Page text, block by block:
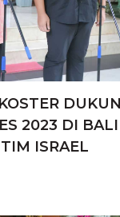
2023 DI
ISRAEL